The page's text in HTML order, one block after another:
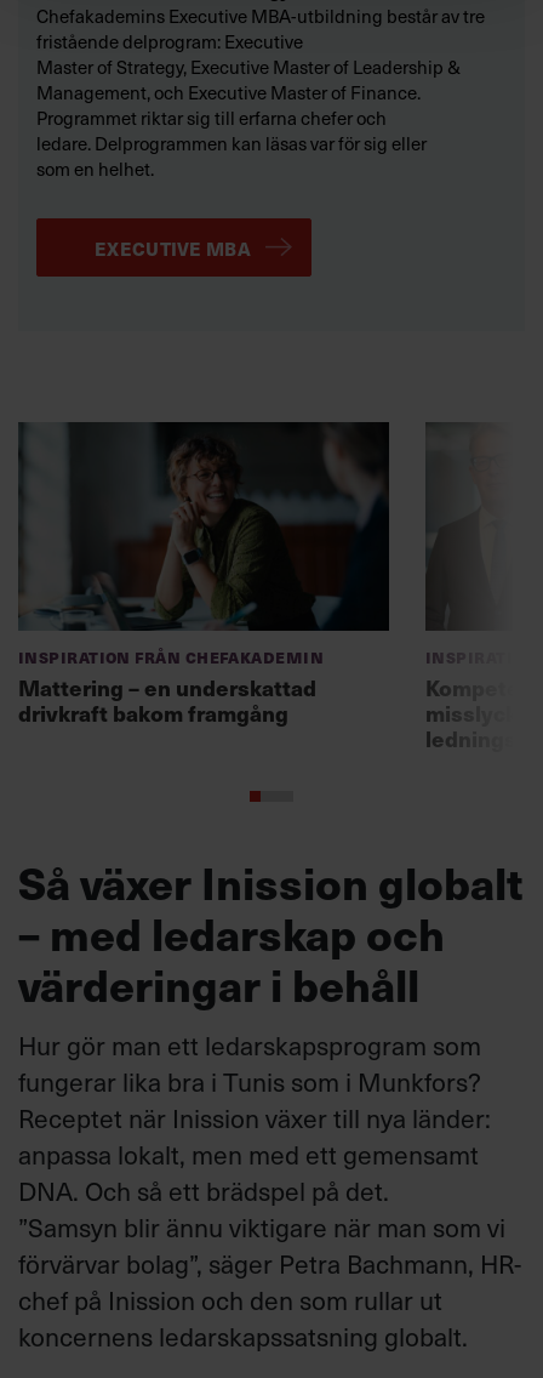
Chefakademins Executive MBA-utbildning består av tre
fristående delprogram: Executive
Master of Strategy, Executive Master of Leadership &
Management, och Executive Master of Finance.
Programmet riktar sig till erfarna chefer och
ledare. Delprogrammen kan läsas var för sig eller
som en helhet.
EXECUTIVE MBA
Inspiration från Chefakademin
Mattering – en underskattad
drivkraft bakom framgång
Inspiration
Så växer Inission globalt
– med ledarskap och
värderingar i behåll
Hur gör man ett ledarskapsprogram som
fungerar lika bra i Tunis som i Munkfors?
Receptet när Inission växer till nya länder:
anpassa lokalt, men med ett gemensamt
DNA. Och så ett brädspel på det.
”Samsyn blir ännu viktigare när man som vi
förvärvar bolag”, säger Petra Bachmann, HR-
chef på Inission och den som rullar ut
koncernens ledarskapssatsning globalt.